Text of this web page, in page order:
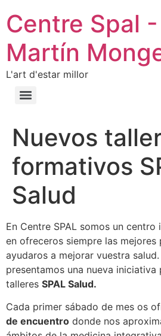
Centre Spal
Martín
L'art d'estar millor
Nuevos
formativos
Salud
En Centre SPAL somos un
en ofreceros siempre las mejores
ayudaros a mejorar vuestra
presentamos una nueva
talleres SPAL Salud.
Cada primer sábado de mes os
de encuentro donde nos